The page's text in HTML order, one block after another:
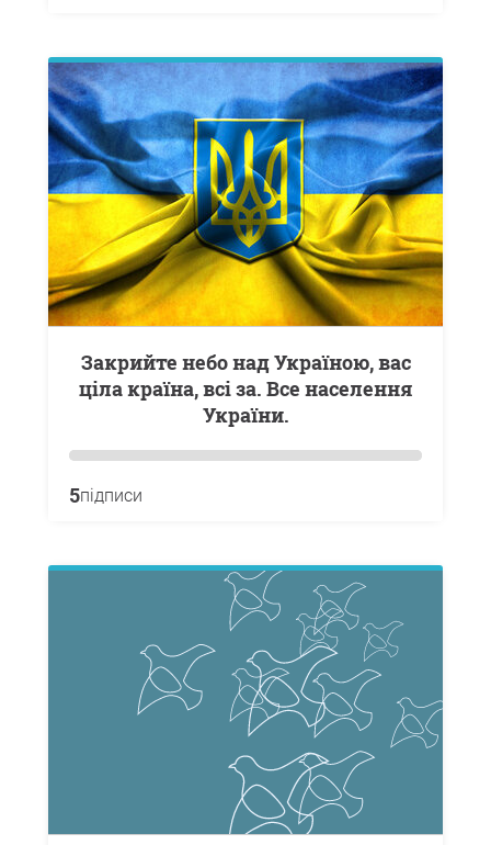
Закрийте небо над Україною, вас
ціла країна, всі за. Все населення
України.
5підписи